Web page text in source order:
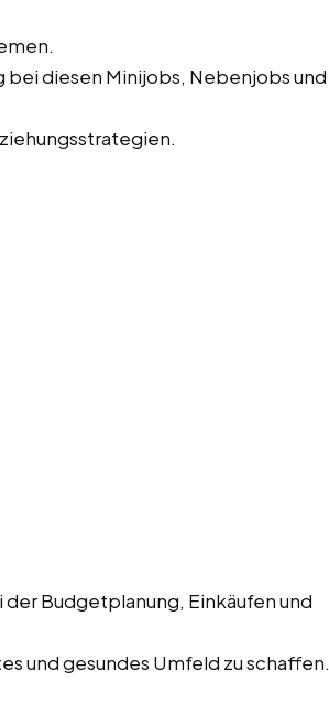
diesen Minijobs, Nebenjobs und
Budgetplanung, Einkäufen und
und gesundes Umfeld zu schaffen.